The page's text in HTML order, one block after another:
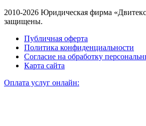
2010-2026 Юридическая фирма
защищены.
Публичная оферта
Политика конфиденциальности
Согласие на обработку
Карта сайта
Оплата услуг онлайн: